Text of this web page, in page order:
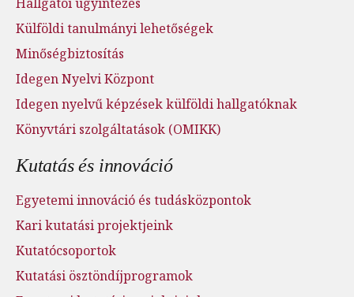
Külföldi tanulmányi lehetőségek
Minőségbiztosítás
Idegen Nyelvi Központ
Idegen nyelvű képzések külföldi hallgatóknak
Könyvtári szolgáltatások (OMIKK)
Kutatás és innováció
Egyetemi innováció és tudásközpontok
Kari kutatási projektjeink
Kutatócsoportok
Kutatási ösztöndíjprogramok